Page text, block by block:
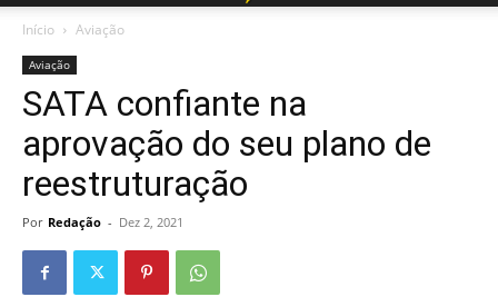
Início Aviação
Aviação
SATA confiante na
aprovação do seu plano de
reestruturação
Por Redação - Dez 2, 2021